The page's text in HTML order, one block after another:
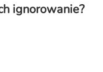
ignorowanie?